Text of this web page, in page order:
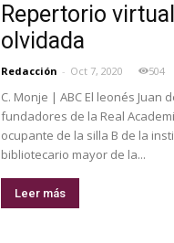
Repertorio
olvidada
Redacción - Oct 7, 2020 504
C. Monje | ABC El leonés Juan
fundadores de la Real
ocupante de la silla B de la
bibliotecario mayor de la...
Leer más